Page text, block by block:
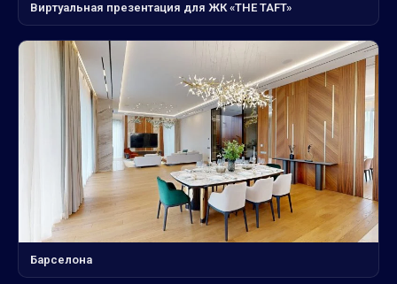
Виртуальная презентация для ЖК «THE TAFT»
Барселона